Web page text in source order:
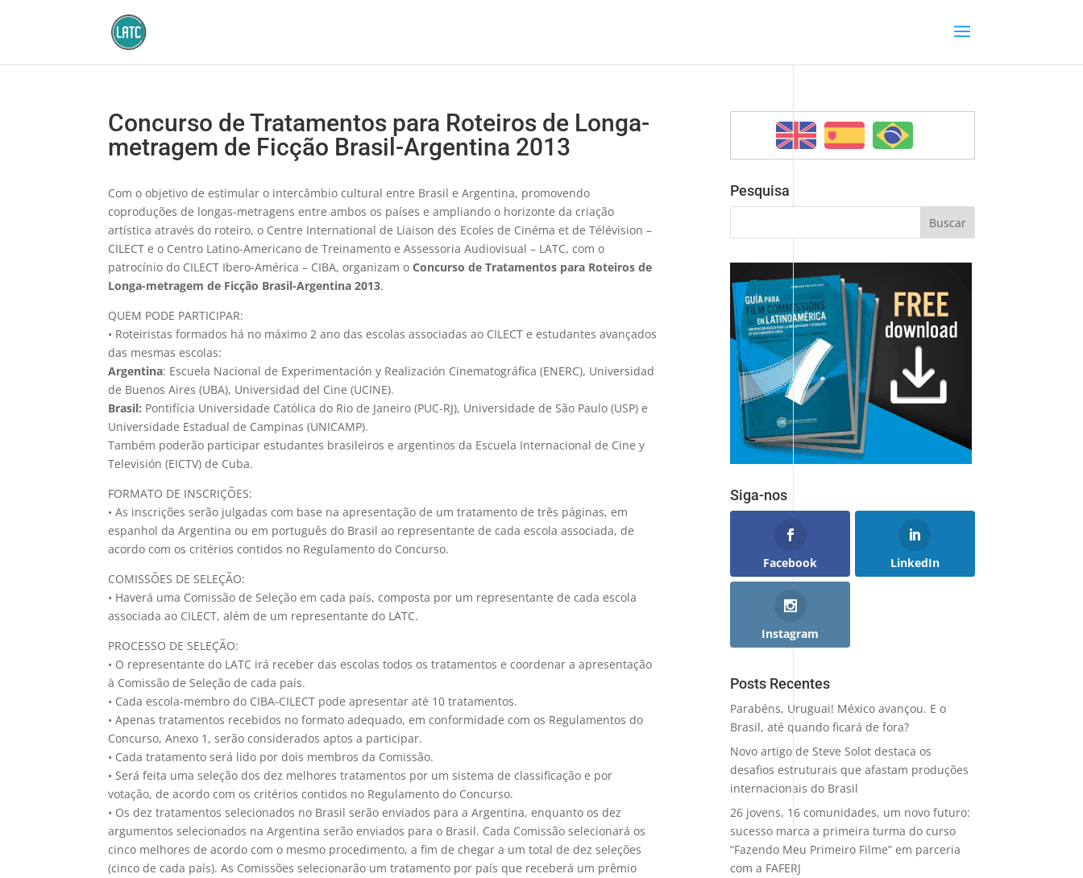
Concurso de Tratamentos para Roteiros de Longa-
metragem de Ficção Brasil-Argentina 2013
Com o objetivo de estimular o intercâmbio cultural entre Brasil e Argentina, promovendo
coproduções de longas-metragens entre ambos os países e ampliando o horizonte da criação
artística através do roteiro, o Centre International de Liaison des Ecoles de Cinéma et de Télévision –
CILECT e o Centro Latino-Americano de Treinamento e Assessoria Audiovisual – LATC, com o
patrocínio do CILECT Ibero-América – CIBA, organizam oConcurso de Tratamentos para Roteiros de
Longa-metragem de Ficção Brasil-Argentina 2013.
QUEM PODE PARTICIPAR:
• Roteiristas formados há no máximo 2 ano das escolas associadas ao CILECT e estudantes avançados
das mesmas escolas:
Argentina: Escuela Nacional de Experimentación y Realización Cinematográfica (ENERC), Universidad
de Buenos Aires (UBA), Universidad del Cine (UCINE).
Brasil: Pontifícia Universidade Católica do Rio de Janeiro (PUC-RJ), Universidade de São Paulo (USP) e
Universidade Estadual de Campinas (UNICAMP).
Também poderão participar estudantes brasileiros e argentinos da Escuela Internacional de Cine y
Televisión (EICTV) de Cuba.
FORMATO DE INSCRIÇÕES:
• As inscrições serão julgadas com base na apresentação de um tratamento de três páginas, em
espanhol da Argentina ou em português do Brasil ao representante de cada escola associada, de
acordo com os critérios contidos no Regulamento do Concurso.
COMISSÕES DE SELEÇÃO:
• Haverá uma Comissão de Seleção em cada país, composta por um representante de cada escola
associada ao CILECT, além de um representante do LATC.
PROCESSO DE SELEÇÃO:
• O representante do LATC irá receber das escolas todos os tratamentos e coordenar a apresentação
à Comissão de Seleção de cada país.
• Cada escola-membro do CIBA-CILECT pode apresentar até 10 tratamentos.
• Apenas tratamentos recebidos no formato adequado, em conformidade com os Regulamentos do
Concurso, Anexo 1, serão considerados aptos a participar.
• Cada tratamento será lido por dois membros da Comissão.
• Será feita uma seleção dos dez melhores tratamentos por um sistema de classificação e por
votação, de acordo com os critérios contidos no Regulamento do Concurso.
• Os dez tratamentos selecionados no Brasil serão enviados para a Argentina, enquanto os dez
argumentos selecionados na Argentina serão enviados para o Brasil. Cada Comissão selecionará os
cinco melhores de acordo com o mesmo procedimento, a fim de chegar a um total de dez seleções
(cinco de cada país). As Comissões selecionarão um tratamento por país que receberá um prêmio
Pesquisa
Siga-nos
Facebook LinkedIn
Instagram
Posts Recentes
Parabéns, Uruguai! México avançou. E o
Brasil, até quando ficará de fora?
Novo artigo de Steve Solot destaca os
desafios estruturais que afastam produções
internacionais do Brasil
26 jovens, 16 comunidades, um novo futuro:
sucesso marca a primeira turma do curso
“Fazendo Meu Primeiro Filme” em parceria
com a FAFERJ